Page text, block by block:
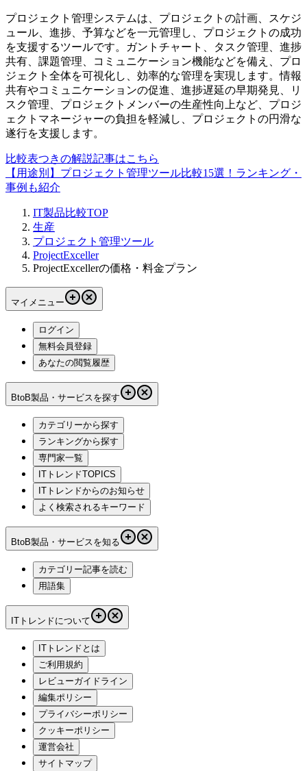
プロジェクト管理システムは、プロジェクトの計画、スケジ
ュール、進捗、予算などを一元管理し、プロジェクトの成功
を支援するツールです。ガントチャート、タスク管理、進捗
共有、課題管理、コミュニケーション機能などを備え、プロ
ジェクト全体を可視化し、効率的な管理を実現します。情報
共有やコミュニケーションの促進、進捗遅延の早期発見、リ
スク管理、プロジェクトメンバーの生産性向上など、プロジ
ェクトマネージャーの負担を軽減し、プロジェクトの円滑な
遂行を支援します。
比較表つきの解説記事はこちら
【用途別】プロジェクト管理ツール比較15選！ランキング・
事例も紹介
IT製品比較TOP
生産
プロジェクト管理ツール
ProjectExceller
ProjectExcellerの価格・料金プラン
マイメニュー
ログイン
無料会員登録
あなたの閲覧履歴
BtoB製品・サービスを探す
カテゴリーから探す
ランキングから探す
専門家一覧
ITトレンドTOPICS
ITトレンドからのお知らせ
よく検索されるキーワード
BtoB製品・サービスを知る
カテゴリー記事を読む
用語集
ITトレンドについて
ITトレンドとは
ご利用規約
レビューガイドライン
編集ポリシー
プライバシーポリシー
クッキーポリシー
運営会社
サイトマップ